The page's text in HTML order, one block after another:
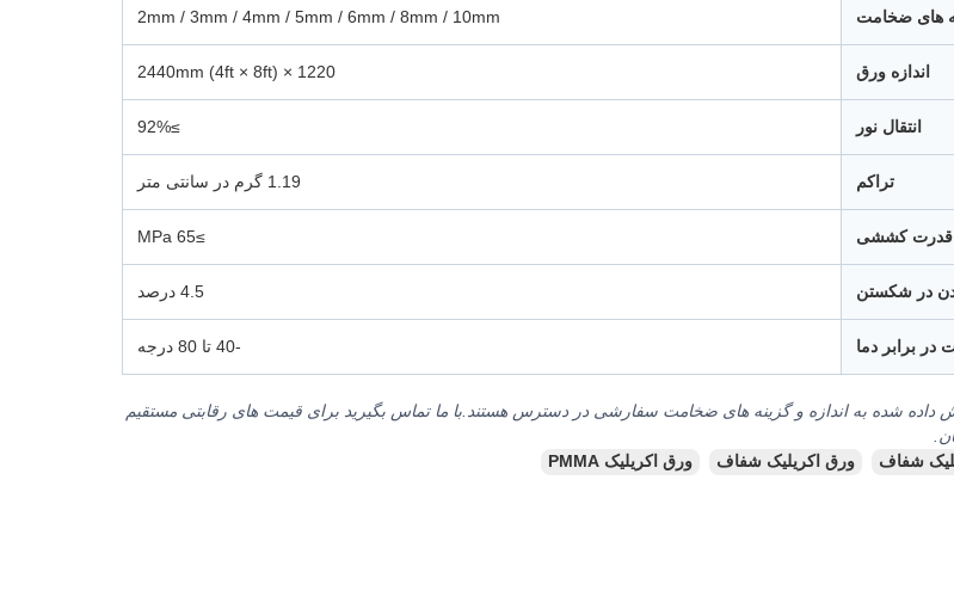
های ضخامت 2mm / 3mm / 4mm / 5mm / 6mm / 8mm / 10mm
اندازه ورق 1220 × 2440mm (4ft × 8ft)
انتقال نور ≥92%
تراکم 1.19 گرم در سانتی متر
قدرت کششی ≥65 MPa
در شکستن 4.5 درصد
در برابر دما -40 تا 80 درجه
داده شده به اندازه و گزینه های ضخامت سفارشی در دسترس هستند.با ما تماس بگیرید برای قیمت های رقابتی مستقیم
شفاف ورق اکریلیک شفاف ورق اکریلیک PMMA